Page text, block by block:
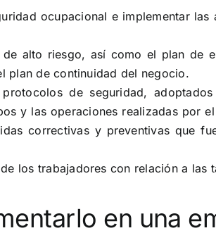
ocupacional e implementar
alto riesgo, así como el plan de
plan de continuidad del negocio.
de seguridad,
y las operaciones realizadas por
correctivas y preventivas que
los trabajadores con relación a las
en una